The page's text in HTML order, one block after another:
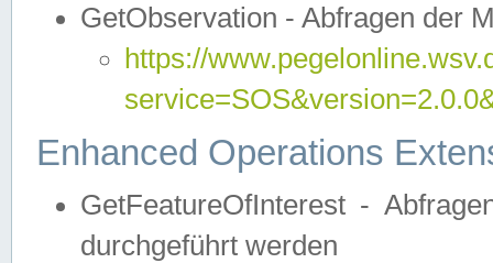
GetObservation - Abfragen der
https://
Enhanced Operations
GetFeatureOfInterest -
durchgeführt werden